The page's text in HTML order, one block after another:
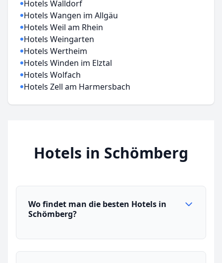
Hotels Walldorf
Hotels Wangen im Allgäu
Hotels Weil am Rhein
Hotels Weingarten
Hotels Wertheim
Hotels Winden im Elztal
Hotels Wolfach
Hotels Zell am Harmersbach
Hotels in Schömberg
Wo findet man die besten Hotels in
Schömberg?